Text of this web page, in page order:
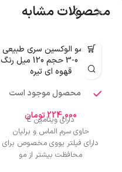
محصولات مشابه
رنگ مو الوکسین سری طبیعی
شماره 0-3 حجم 120 میل رنگ
قهوه ای تیره
محصول موجود است
224,000تومان
دارای ویتامین E
حاوی سرم الماس و برلیان
دارای فیلتر یووی مخصوص برای
محافظت بیشتر از مو